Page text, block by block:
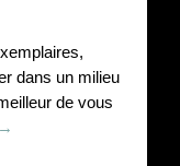
dans un milieu
de vous
→